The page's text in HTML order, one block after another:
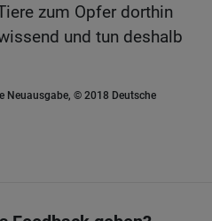
zum Opfer dorthin
und tun deshalb
Neuausgabe, © 2018 Deutsche